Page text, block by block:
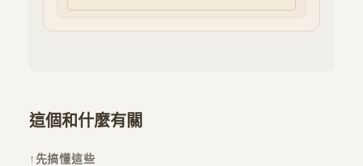
這個和什麼有關
↑ 先搞懂這些